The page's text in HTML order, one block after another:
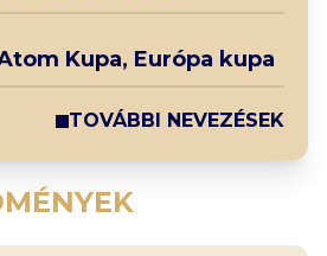
Kupa, Európa kupa
TOVÁBBI NEVEZÉSEK